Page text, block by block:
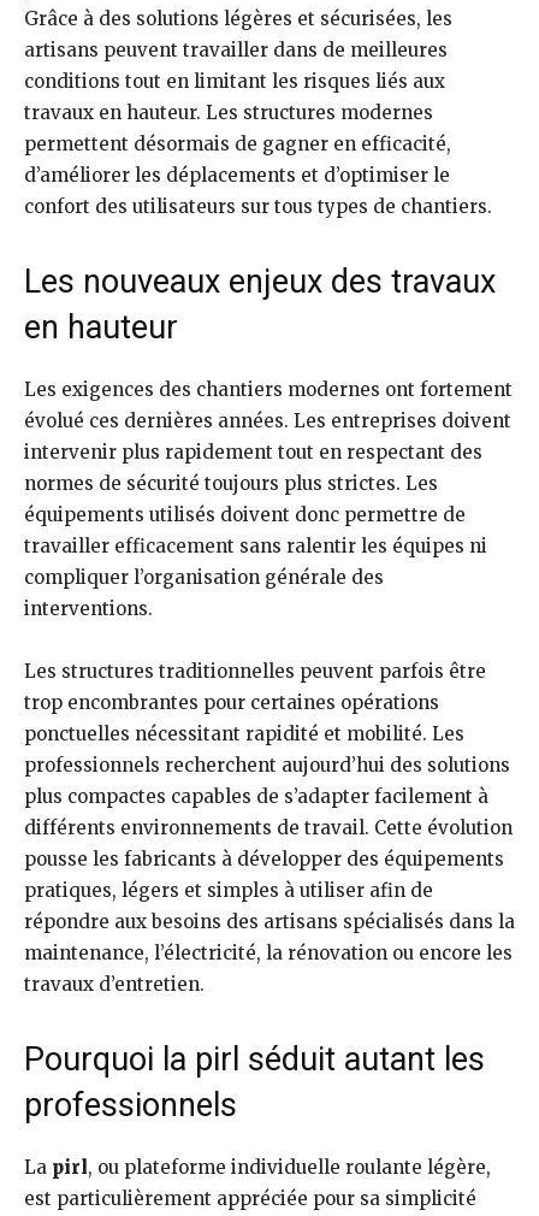
Grâce à des solutions légères et sécurisées, les
artisans peuvent travailler dans de meilleures
conditions tout en limitant les risques liés aux
travaux en hauteur. Les structures modernes
permettent désormais de gagner en efficacité,
d’améliorer les déplacements et d’optimiser le
confort des utilisateurs sur tous types de chantiers.
Les nouveaux enjeux des travaux
en hauteur
Les exigences des chantiers modernes ont fortement
évolué ces dernières années. Les entreprises doivent
intervenir plus rapidement tout en respectant des
normes de sécurité toujours plus strictes. Les
équipements utilisés doivent donc permettre de
travailler efficacement sans ralentir les équipes ni
compliquer l’organisation générale des
interventions.
Les structures traditionnelles peuvent parfois être
trop encombrantes pour certaines opérations
ponctuelles nécessitant rapidité et mobilité. Les
professionnels recherchent aujourd’hui des solutions
plus compactes capables de s’adapter facilement à
différents environnements de travail. Cette évolution
pousse les fabricants à développer des équipements
pratiques, légers et simples à utiliser afin de
répondre aux besoins des artisans spécialisés dans la
maintenance, l’électricité, la rénovation ou encore les
travaux d’entretien.
Pourquoi la pirl séduit autant les
professionnels
La pirl, ou plateforme individuelle roulante légère,
est particulièrement appréciée pour sa simplicité